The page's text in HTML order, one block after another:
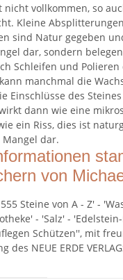
nicht vollkommen, so
Kleine
sind Natur gegeben
dar, sondern
Schleifen und
manchmal die
Einschlüsse des
dann wie eine
ein Riss, dies ist
dar.
von
Steine von A - Z' -
- 'Salz' -
Schützen'', mit
des NEUE ERDE